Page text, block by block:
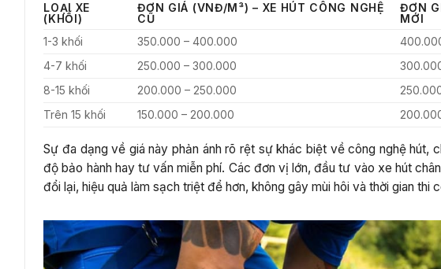
LOẠI XE
(KHỐI)
ĐƠN GIÁ (VNĐ/M³) – XE HÚT CÔNG NGHỆ
CŨ
ĐƠN
MỚI
1-3 khối
350.000 – 400.000
4-7 khối
250.000 – 300.000
8-15 khối
200.000 – 250.000
Trên 15 khối
150.000 – 200.000
Sự đa dạng về giá này phản ánh rõ rệt sự khác biệt về công nghệ
độ bảo hành hay tư vấn miễn phí. Các đơn vị lớn, đầu tư vào xe hút
đổi lại, hiệu quả làm sạch triệt để hơn, không gây mùi hôi và thời gian thi